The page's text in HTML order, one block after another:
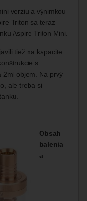
verziu a výnimkou
Triton sa teraz
Aspire Triton Mini.
tiež na kapacite
s
2ml objem. Na prvý
ale treba si
Obsah
balenia
a